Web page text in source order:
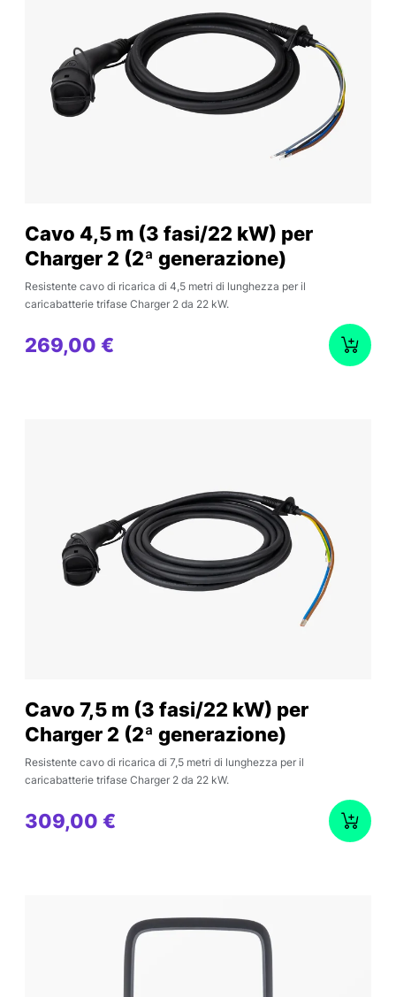
Cavo 4,5 m (3 fasi/22 kW) per
Charger 2 (2ª generazione)
Resistente cavo di ricarica di 4,5 metri di lunghezza per il
caricabatterie trifase Charger 2 da 22 kW.
269,00 €
Cavo 7,5 m (3 fasi/22 kW) per
Charger 2 (2ª generazione)
Resistente cavo di ricarica di 7,5 metri di lunghezza per il
caricabatterie trifase Charger 2 da 22 kW.
309,00 €